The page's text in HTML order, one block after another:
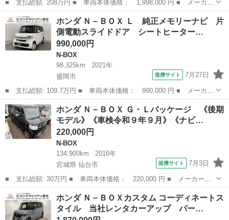
■ 支払総額: 208万円 ■ 車両本体価格： 1,998,000 円 ■ メーカー
名： ホンダ ■ 車種名： Ｎ－ＢＯＸ ■ グレード名： ベースグ
レード ＥＴＣ ＨｏｎｄａＳＥＮＳＩＮＧ シートヒーター ドラ
イブレコー...
岩手 盛岡市 N-BOX
ホンダ Ｎ－ＢＯＸ Ｌ 純正メモリーナビ 片
側電動スライドドア シートヒーター…
990,000円
N-BOX
98,325km
2021年
盛岡市
提携サイト 7月27日
■ 支払総額: 109.7万円 ■ 車両本体価格： 990,000 円 ■ メーカー
名： ホンダ ■ 車種名： Ｎ－ＢＯＸ ■ グレード名： Ｌ 純正
メモリーナビ 片側電動スライドドア シートヒーター ホンダセン
シング ク...
岩手 盛岡市 N-BOX
ホンダ Ｎ－ＢＯＸ Ｇ・Ｌパッケージ 《後期
モデル》《車検令和９年９月》《ナビ…
220,000円
N-BOX
134,900km
2016年
宮城県 仙台市
提携サイト 7月3日
■ 支払総額: 30万円 ■ 車両本体価格： 220,000 円 ■ メーカー
名： ホンダ ■ 車種名： Ｎ－ＢＯＸ ■ グレード名： Ｇ・Ｌパ
ッケージ 《後期モデル》《車検令和９年９月》《ナビＴＶフルセグ
Ｂｌｕｅｔｏｏｔ...
宮城 N-BOX
ホンダ Ｎ－ＢＯＸカスタム コーディネートス
タイル 当社レンタカーアップ パー…